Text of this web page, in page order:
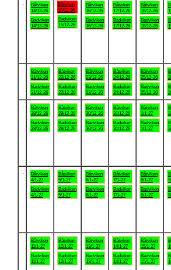
Båtviken
14/12-26
Badviken
14/12-26
Båtviken
15/12-26
Badviken
15/12-26
Båtviken
16/12-26
Badviken
16/12-26
Båtviken
17/12-26
Badviken
17/12-26
Båtviken
18/12-26
Badviken
18/12-26
Båtviken
21/12-26
Badviken
21/12-26
Båtviken
22/12-26
Badviken
22/12-26
Båtviken
23/12-26
Badviken
23/12-26
Båtviken
24/12-26
Badviken
24/12-26
Båtviken
25/12-26
Badviken
25/12-26
Båtviken
28/12-26
Badviken
28/12-26
Båtviken
29/12-26
Badviken
29/12-26
Båtviken
30/12-26
Badviken
30/12-26
Båtviken
31/12-26
Badviken
31/12-26
Båtviken
1/1-27
Badviken
1/1-27
Båtviken
4/1-27
Badviken
4/1-27
Båtviken
5/1-27
Badviken
5/1-27
Båtviken
6/1-27
Badviken
6/1-27
Båtviken
7/1-27
Badviken
7/1-27
Båtviken
8/1-27
Badviken
8/1-27
Båtviken
11/1-27
Badviken
11/1-27
Båtviken
12/1-27
Badviken
12/1-27
Båtviken
13/1-27
Badviken
13/1-27
Båtviken
14/1-27
Badviken
14/1-27
Båtviken
15/1-27
Badviken
15/1-27